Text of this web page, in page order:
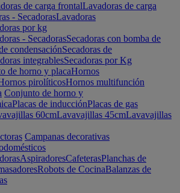
de carga frontalLavadoras de carga
- SecadorasLavadoras
por kg
- SecadorasSecadoras con bomba de
condensaciónSecadoras de
integrablesSecadoras por Kg
de horno y placaHornos
pirolíticosHornos multifunción
Conjunto de horno y
Placas de inducciónPlacas de gas
60cmLavavajillas 45cmLavavajillas
Campanas decorativas
AspiradoresCafeterasPlanchas de
Robots de CocinaBalanzas de